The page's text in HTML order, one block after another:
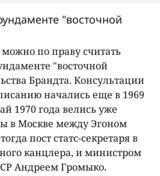
"восточной
по праву считать
"восточной
Брандта. Консультации
начались еще в 1969
1970 года велись уже
в Москве между Эгоном
пост статс-секретаря в
канцлера, и министром
Андреем Громыко.